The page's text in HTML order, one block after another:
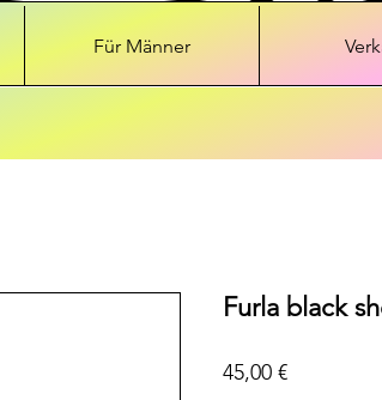
Für Männer
Furla black
45,00 €Preis